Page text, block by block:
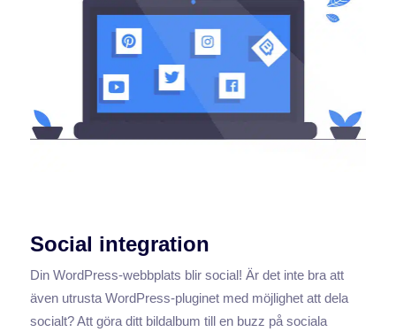
Social integration
Din WordPress-webbplats blir social! Är det inte bra att
även utrusta WordPress-pluginet med möjlighet att dela
socialt? Att göra ditt bildalbum till en buzz på sociala